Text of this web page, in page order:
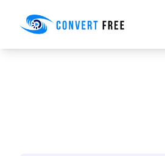
Convert Free